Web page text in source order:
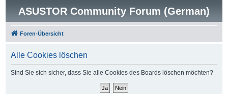
ASUSTOR Community Forum (German)
Foren-Übersicht
Alle Cookies löschen
Sind Sie sich sicher, dass Sie alle Cookies des Boards löschen möchten?